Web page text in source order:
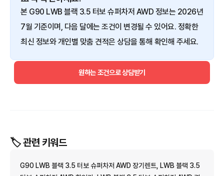
본 G90 LWB 블랙 3.5 터보 슈퍼차저 AWD 정보는 2026년
7월 기준이며, 다음 달에는 조건이 변경될 수 있어요. 정확한
최신 정보와 개인별 맞춤 견적은 상담을 통해 확인해 주세요.
원하는 조건으로 상담받기
🏷️ 관련 키워드
G90 LWB 블랙 3.5 터보 슈퍼차저 AWD 장기렌트, LWB 블랙 3.5